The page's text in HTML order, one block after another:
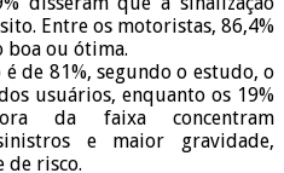
Entre os motoristas, 86,4%
boa ou ótima.
de 81%, segundo o estudo, o
usuários, enquanto os 19%
da faixa concentram
e maior gravidade,
de risco.